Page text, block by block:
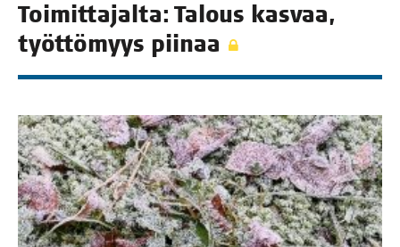
Toi­mit­ta­jal­ta: Talous kas­vaa,
työt­tö­myys piinaa